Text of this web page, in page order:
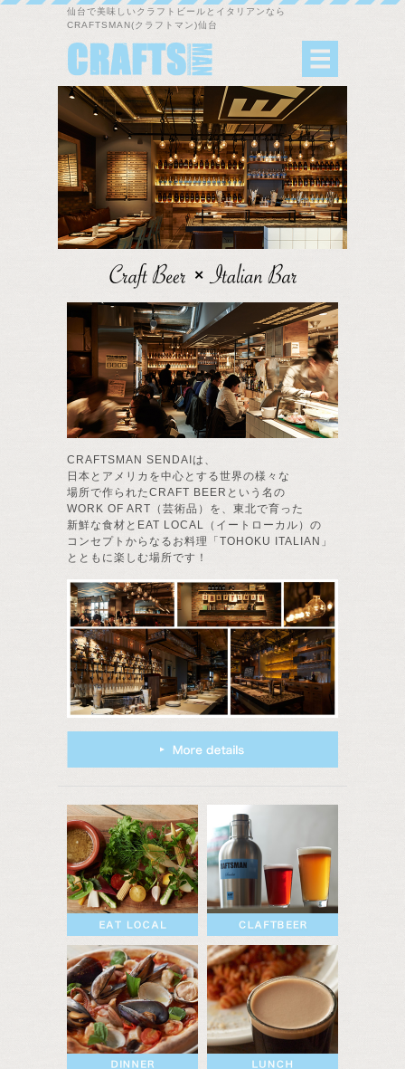
仙台で美味しいクラフトビールとイタリアンなら
CRAFTSMAN(クラフトマン)仙台
CRAFTSMAN SENDAIは、
日本とアメリカを中心とする世界の様々な
場所で作られたCRAFT BEERという名の
WORK OF ART（芸術品）を、東北で育った
新鮮な食材とEAT LOCAL（イートローカル）の
コンセプトからなるお料理「TOHOKU ITALIAN」
とともに楽しむ場所です！